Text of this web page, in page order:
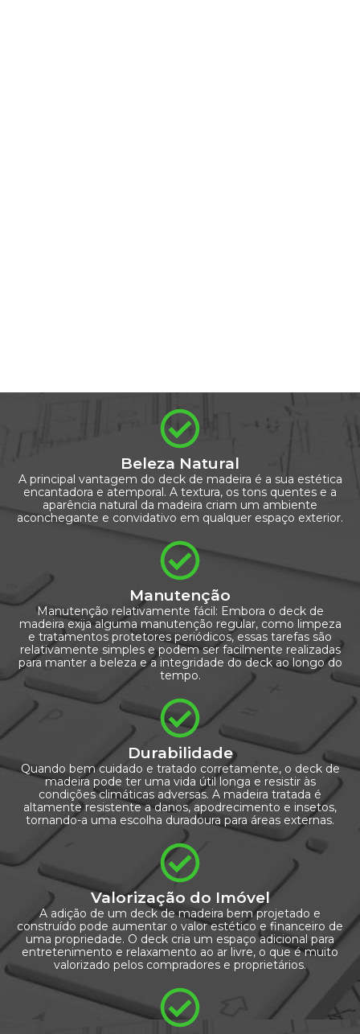
Beleza Natural
A principal vantagem do deck de madeira é a sua estética
encantadora e atemporal. A textura, os tons quentes e a
aparência natural da madeira criam um ambiente
aconchegante e convidativo em qualquer espaço exterior.
Manutenção
Manutenção relativamente fácil: Embora o deck de
madeira exija alguma manutenção regular, como limpeza
e tratamentos protetores periódicos, essas tarefas são
relativamente simples e podem ser facilmente realizadas
para manter a beleza e a integridade do deck ao longo do
tempo.
Durabilidade
Quando bem cuidado e tratado corretamente, o deck de
madeira pode ter uma vida útil longa e resistir às
condições climáticas adversas. A madeira tratada é
altamente resistente a danos, apodrecimento e insetos,
tornando-a uma escolha duradoura para áreas externas.
Valorização do Imóvel
A adição de um deck de madeira bem projetado e
construído pode aumentar o valor estético e financeiro de
uma propriedade. O deck cria um espaço adicional para
entretenimento e relaxamento ao ar livre, o que é muito
valorizado pelos compradores e proprietários.